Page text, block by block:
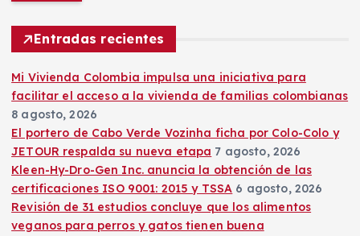
:
Entradas recientes
Mi Vivienda Colombia impulsa una iniciativa para
facilitar el acceso a la vivienda de familias colombianas
8 agosto, 2026
El portero de Cabo Verde Vozinha ficha por Colo-Colo y
JETOUR respalda su nueva etapa 7 agosto, 2026
Kleen-Hy-Dro-Gen Inc. anuncia la obtención de las
certificaciones ISO 9001: 2015 y TSSA 6 agosto, 2026
Revisión de 31 estudios concluye que los alimentos
veganos para perros y gatos tienen buena